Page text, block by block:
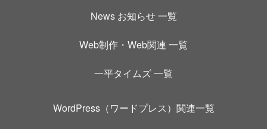
News お知らせ 一覧
Web制作・Web関連 一覧
一平タイムズ 一覧
WordPress（ワードプレス）関連一覧